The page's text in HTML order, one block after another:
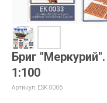
Бриг
1:100
Артикул: ESK 0006